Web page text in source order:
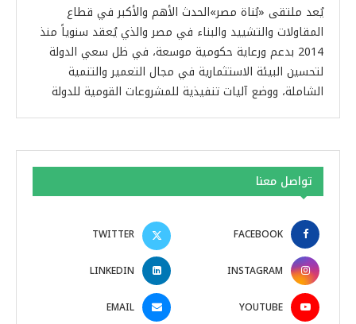
يُعد ملتقى «بُناة مصر»الحدث الأهم والأكبر في قطاع
المقاولات والتشييد والبناء في مصر والذي يُعقد سنوياً منذ
2014 بدعم ورعاية حكومية موسعة، في ظل سعي الدولة
لتحسين البيئة الاستثمارية في مجال التعمير والتنمية
الشاملة، ووضع آليات تنفيذية للمشروعات القومية للدولة
تواصل معنا
FACEBOOK
TWITTER
INSTAGRAM
LINKEDIN
YOUTUBE
EMAIL